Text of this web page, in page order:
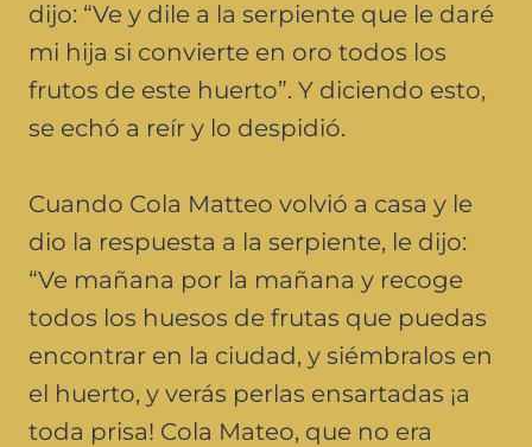
dijo: “Ve y dile a la serpiente que le daré
mi hija si convierte en oro todos los
frutos de este huerto”. Y diciendo esto,
se echó a reír y lo despidió.
Cuando Cola Matteo volvió a casa y le
dio la respuesta a la serpiente, le dijo:
“Ve mañana por la mañana y recoge
todos los huesos de frutas que puedas
encontrar en la ciudad, y siémbralos en
el huerto, y verás perlas ensartadas ¡a
toda prisa! Cola Mateo, que no era